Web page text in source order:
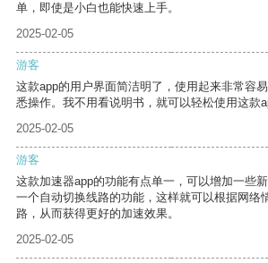
单，即使是小白也能快速上手。
2025-02-05
游客
这款app的用户界面简洁明了，使用起来非常容
悉操作。我不用看说明书，就可以轻松使用这款
2025-02-05
游客
这款加速器app的功能有点单一，可以增加一些
一个自动切换线路的功能，这样就可以根据网络
路，从而获得更好的加速效果。
2025-02-05